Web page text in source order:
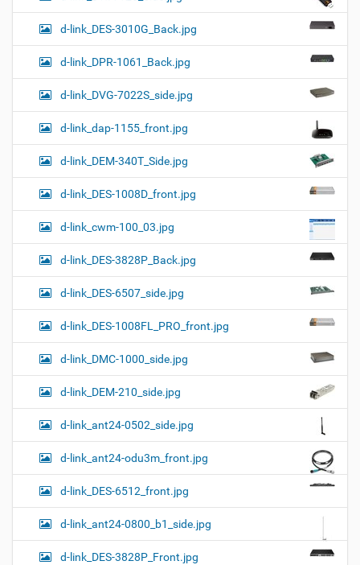
d-link_DES-3010G_Back.jpg
d-link_DPR-1061_Back.jpg
d-link_DVG-7022S_side.jpg
d-link_dap-1155_front.jpg
d-link_DEM-340T_Side.jpg
d-link_DES-1008D_front.jpg
d-link_cwm-100_03.jpg
d-link_DES-3828P_Back.jpg
d-link_DES-6507_side.jpg
d-link_DES-1008FL_PRO_front.jpg
d-link_DMC-1000_side.jpg
d-link_DEM-210_side.jpg
d-link_ant24-0502_side.jpg
d-link_ant24-odu3m_front.jpg
d-link_DES-6512_front.jpg
d-link_ant24-0800_b1_side.jpg
d-link_DES-3828P_Front.jpg